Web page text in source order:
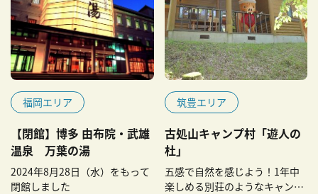
福岡エリア
【閉館】博多 由布院・武雄
温泉 万葉の湯
2024年8月28日（水）をもって
閉館しました
筑豊エリア
古処山キャンプ村「遊人の
杜」
五感で自然を感じよう！1年中
楽しめる別荘のようなキャンプ